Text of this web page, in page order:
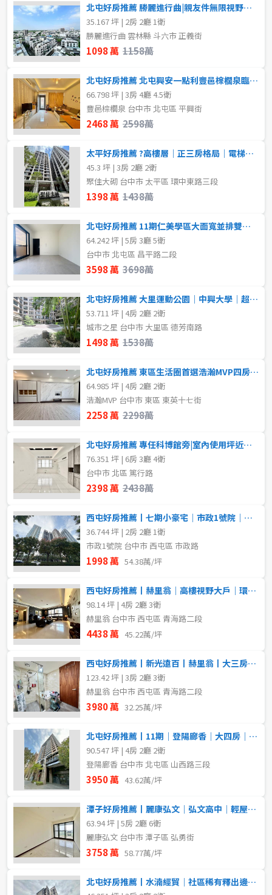
~ 樓
格局
不拘
1房
2房 3房
4房
屋齡
不拘
售價
5~10樓 11~20樓
21樓以上
格局
不拘
2房
4房
租金(元)
北屯好房推薦 勝麗進行曲|親友件無限視野次頂樓2房平車
35.167 坪 | 2房 2廳 1衛
勝麗進行曲 雲林縣 斗六市 正義街
1098 萬 1158萬
北屯好房推薦 北屯興安一點利豐邑棕櫚泉臨路透店
66.798 坪 | 3房 4廳 4.5衛
豐邑棕櫚泉 台中市 北屯區 平興街
2468 萬 2598萬
太平好房推薦 ?高樓層｜正三房格局｜電梯口柱邊平車
45.3 坪 | 3房 2廳 2衛
聚佳大砌 台中市 太平區 環中東路三段
1398 萬 1438萬
北屯好房推薦 11期仁美學區大面寬並排雙車臨路豪墅
64.242 坪 | 5房 3廳 5衛
台中市 北屯區 昌平路二段
3598 萬 3698萬
北屯好房推薦 大里運動公園｜中興大學｜超大四房平車
53.711 坪 | 4房 2廳 2衛
城市之星 台中市 大里區 德芳南路
1498 萬 1538萬
北屯好房推薦 東區生活圈首選浩瀚MVP四房雙平車
64.985 坪 | 4房 2廳 2衛
浩瀚MVP 台中市 東區 東英十七街
2258 萬 2298萬
北屯好房推薦 專任科博館旁|室內使用坪近百坪美透天
76.351 坪 | 6房 3廳 4衛
台中市 北區 篤行路
2398 萬 2438萬
西屯好房推薦丨七期小豪宅｜市政1號院｜大兩房平車｜高樓景觀戶
36.744 坪 | 2房 2廳 1衛
市政1號院 台中市 西屯區 市政路
1998 萬 54.38萬/坪
西屯好房推薦丨赫里翁｜高樓視野大戶｜環視七期美景
98.14 坪 | 4房 2廳 3衛
赫里翁 台中市 西屯區 青海路二段
4438 萬 45.22萬/坪
西屯好房推薦丨新光遠百丨赫里翁丨大三房雙平車
123.42 坪 | 3房 2廳 3衛
赫里翁 台中市 西屯區 青海路二段
3980 萬 32.25萬/坪
北屯好房推薦丨11期｜登陽廊香｜大四房｜獨立雙平車｜稀有釋出
90.547 坪 | 4房 2廳 2衛
登陽廊香 台中市 北屯區 山西路三段
3950 萬 43.62萬/坪
潭子好房推薦丨麗康弘文｜弘文高中｜輕屋齡電梯別墅
63.94 坪 | 5房 2廳 6衛
麗康弘文 台中市 潭子區 弘勇街
3758 萬 58.77萬/坪
北屯好房推薦丨水湳經貿｜社區稀有釋出邊間採光三房平車